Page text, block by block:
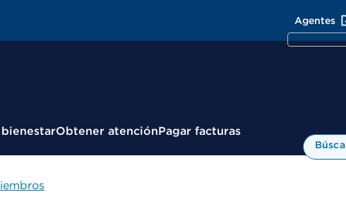
Agentes
Obtener atenciónPagar facturas